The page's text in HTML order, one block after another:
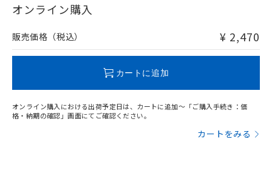
在庫等で未対応品が混在する可能性があります。
問い合わせください。
オンライン購入
販売価格（税込） ¥ 2,470
カートに追加
オンライン購入における出荷予定日は、カートに追加～「ご購入手続き：価
格・納期の確認」画面にてご確認ください。
カートをみる